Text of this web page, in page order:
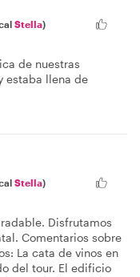
Stella)
de nuestras
estaba llena de
Stella)
Disfrutamos
Comentarios sobre
La cata de vinos en
del tour. El edificio